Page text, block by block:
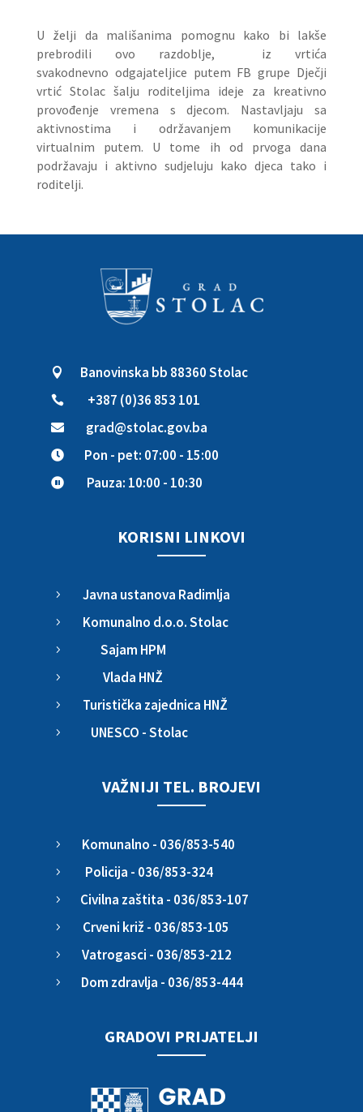
U želji da mališanima pomognu kako bi lakše
prebrodili ovo razdoblje, iz vrtića
svakodnevno odgajateljice putem FB grupe Dječji
vrtić Stolac šalju roditeljima ideje za kreativno
provođenje vremena s djecom. Nastavljaju sa
aktivnostima i održavanjem komunikacije
virtualnim putem. U tome ih od prvoga dana
podržavaju i aktivno sudjeluju kako djeca tako i
roditelji.
 Banovinska bb 88360 Stolac
 +387 (0)36 853 101
 grad@stolac.gov.ba
 Pon - pet: 07:00 - 15:00
 Pauza: 10:00 - 10:30
KORISNI LINKOVI
5 Javna ustanova Radimlja
5 Komunalno d.o.o. Stolac
5 Sajam HPM
5 Vlada HNŽ
5 Turistička zajednica HNŽ
5 UNESCO - Stolac
VAŽNIJI TEL. BROJEVI
5 Komunalno - 036/853-540
5 Policija - 036/853-324
5 Civilna zaštita - 036/853-107
5 Crveni križ - 036/853-105
5 Vatrogasci - 036/853-212
5 Dom zdravlja - 036/853-444
GRADOVI PRIJATELJI